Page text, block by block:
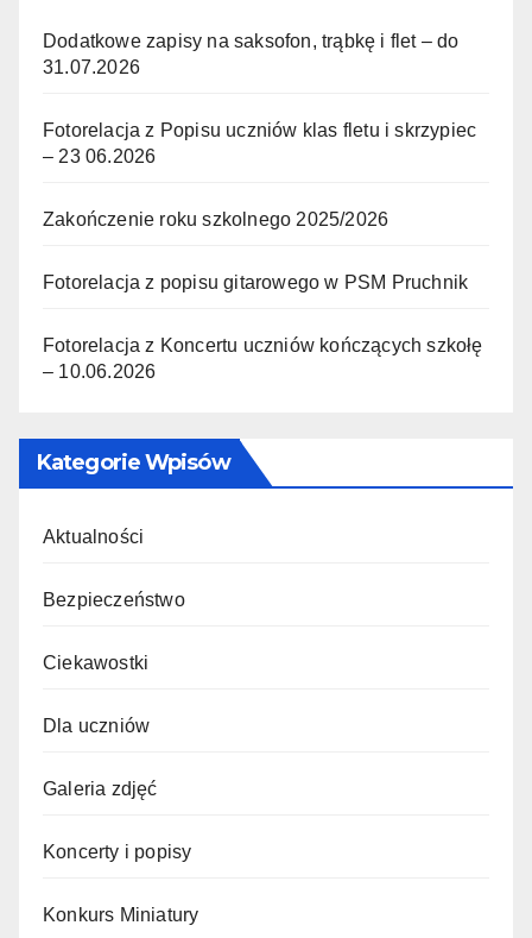
Dodatkowe zapisy na saksofon, trąbkę i flet – do
31.07.2026
Fotorelacja z Popisu uczniów klas fletu i skrzypiec
– 23 06.2026
Zakończenie roku szkolnego 2025/2026
Fotorelacja z popisu gitarowego w PSM Pruchnik
Fotorelacja z Koncertu uczniów kończących szkołę
– 10.06.2026
Kategorie Wpisów
Aktualności
Bezpieczeństwo
Ciekawostki
Dla uczniów
Galeria zdjęć
Koncerty i popisy
Konkurs Miniatury